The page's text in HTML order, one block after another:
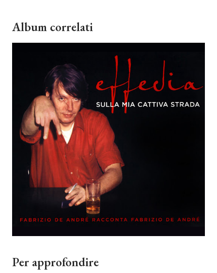
Album correlati
Per approfondire